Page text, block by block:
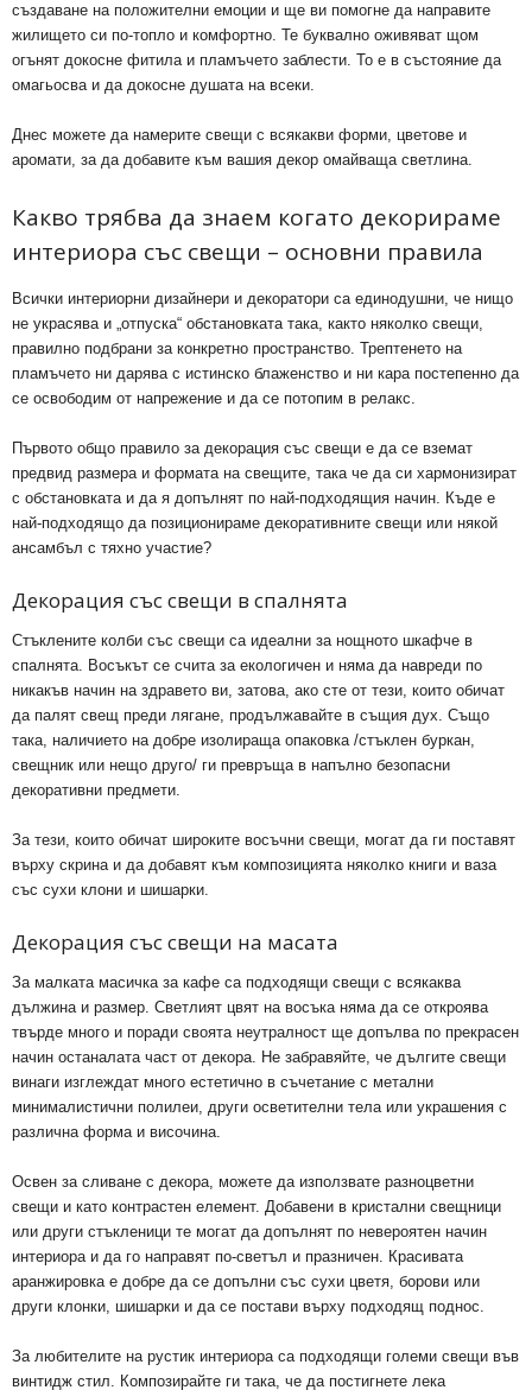
създаване на положителни емоции и ще ви помогне да направите
жилището си по-топло и комфортно. Те буквално оживяват щом
огънят докосне фитила и пламъчето заблести. То е в състояние да
омагьосва и да докосне душата на всеки.
Днес можете да намерите свещи с всякакви форми, цветове и
аромати, за да добавите към вашия декор омайваща светлина.
Какво трябва да знаем когато декорираме
интериора със свещи – основни правила
Всички интериорни дизайнери и декоратори са единодушни, че нищо
не украсява и „отпуска“ обстановката така, както няколко свещи,
правилно подбрани за конкретно пространство. Трептенето на
пламъчето ни дарява с истинско блаженство и ни кара постепенно да
се освободим от напрежение и да се потопим в релакс.
Първото общо правило за декорация със свещи е да се вземат
предвид размера и формата на свещите, така че да си хармонизират
с обстановката и да я допълнят по най-подходящия начин. Къде е
най-подходящо да позиционираме декоративните свещи или някой
ансамбъл с тяхно участие?
Декорация със свещи в спалнята
Стъклените колби със свещи са идеални за нощното шкафче в
спалнята. Восъкът се счита за екологичен и няма да навреди по
никакъв начин на здравето ви, затова, ако сте от тези, които обичат
да палят свещ преди лягане, продължавайте в същия дух. Също
така, наличието на добре изолираща опаковка /стъклен буркан,
свещник или нещо друго/ ги превръща в напълно безопасни
декоративни предмети.
За тези, които обичат широките восъчни свещи, могат да ги поставят
върху скрина и да добавят към композицията няколко книги и ваза
със сухи клони и шишарки.
Декорация със свещи на масата
За малката масичка за кафе са подходящи свещи с всякаква
дължина и размер. Светлият цвят на восъка няма да се откроява
твърде много и поради своята неутралност ще допълва по прекрасен
начин останалата част от декора. Не забравяйте, че дългите свещи
винаги изглеждат много естетично в съчетание с метални
минималистични полилеи, други осветителни тела или украшения с
различна форма и височина.
Освен за сливане с декора, можете да използвате разноцветни
свещи и като контрастен елемент. Добавени в кристални свещници
или други стъкленици те могат да допълнят по невероятен начин
интериора и да го направят по-светъл и празничен. Красивата
аранжировка е добре да се допълни със сухи цветя, борови или
други клонки, шишарки и да се постави върху подходящ поднос.
За любителите на рустик интериора са подходящи големи свещи във
винтидж стил. Композирайте ги така, че да постигнете лека